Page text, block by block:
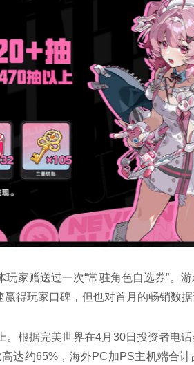
家赠送过一次“常驻角色自选券”。
得玩家口碑，但也对首月的畅销数据
。根据完美世界在4月30日投资者电
达约65%，海外PC加PS主机端合